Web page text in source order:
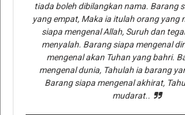
tiada boleh dibilangkan nama. Barang
yang empat, Maka ia itulah orang yang
siapa mengenal Allah, Suruh dan
menyalah. Barang siapa mengenal
mengenal akan Tuhan yang bahri.
mengenal dunia, Tahulah ia barang
Barang siapa mengenal akhirat,
mudarat..